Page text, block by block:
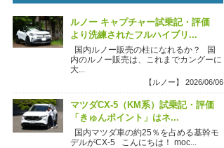
ルノー キャプチャー試乗記・評価
より洗練されたフルハイブリ...
国内ルノー販売の柱になれるか？ 国
内のルノー販売は、これまでカングーに
大...
【ルノー】 2026/06/06
マツダCX-5（KM系）試乗記・評価
「きゅんポイント」はネ...
国内マツダ車の約25％を占める基幹モ
デルがCX-5 こんにちは！ moc...